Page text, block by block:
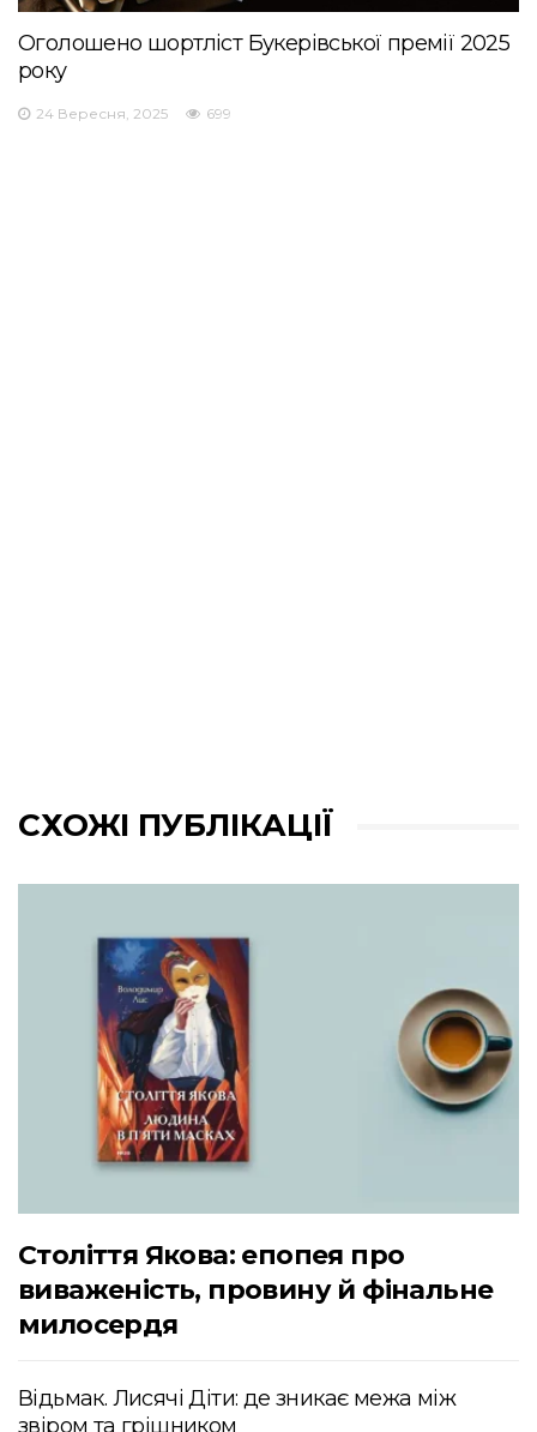
Оголошено шортліст Букерівської премії 2025
року
24 Вересня, 2025 699
СХОЖІ ПУБЛІКАЦІЇ
Століття Якова: епопея про
виваженість, провину й фінальне
милосердя
Відьмак. Лисячі Діти: де зникає межа між
звіром та грішником